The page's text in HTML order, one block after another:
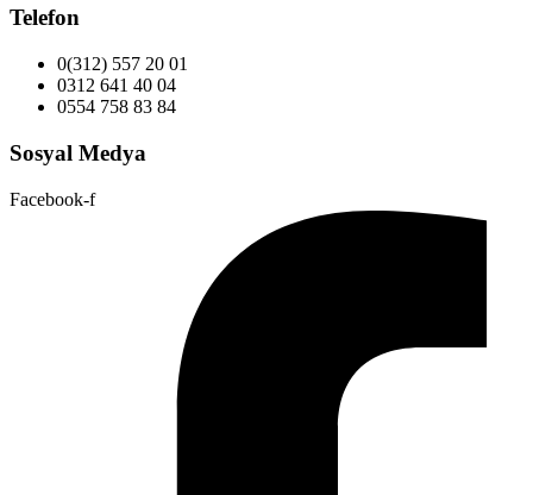
Telefon
0(312) 557 20 01
0312 641 40 04
0554 758 83 84
Sosyal Medya
Facebook-f